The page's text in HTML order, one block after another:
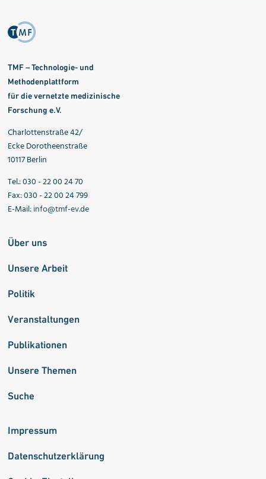
TMF – Technologie- und
Methodenplattform
für die vernetzte medizinische
Forschung e.V.
Charlottenstraße 42/
Ecke Dorotheenstraße
10117 Berlin
Tel.: 030 - 22 00 24 70
Fax: 030 - 22 00 24 799
E-Mail:info@tmf-ev.de
Über uns
Unsere Arbeit
Politik
Veranstaltungen
Publikationen
Unsere Themen
Suche
Impressum
Datenschutzerklärung